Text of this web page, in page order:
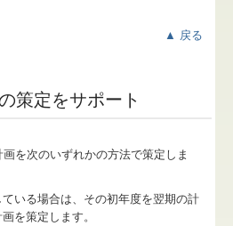
▲ 戻る
策定をサポート
を次のいずれかの方法で策定しま
いる場合は、その初年度を翌期の計
を策定します。